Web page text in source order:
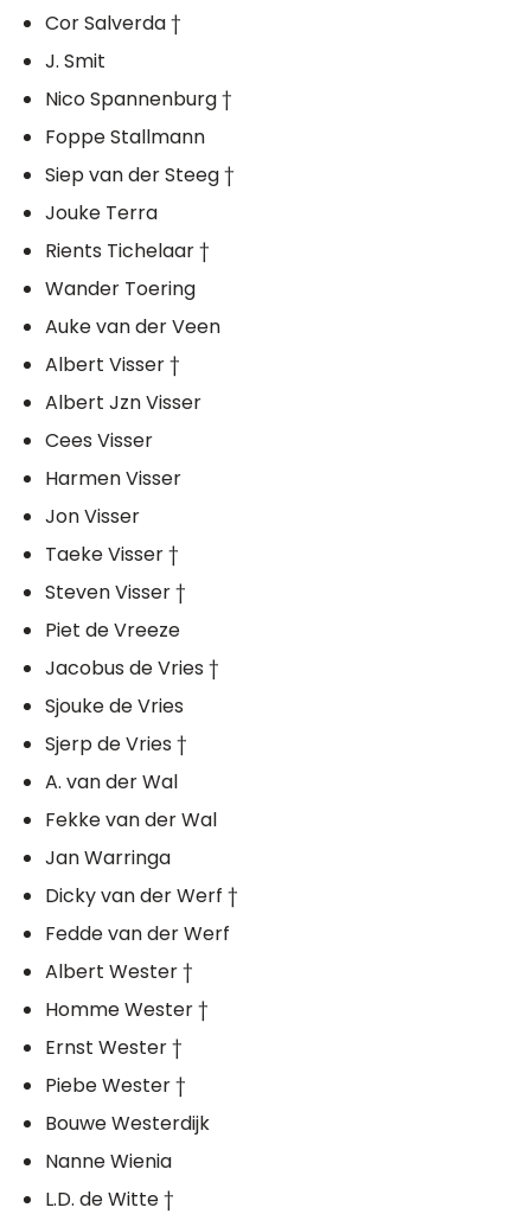
Cor Salverda †
J. Smit
Nico Spannenburg †
Foppe Stallmann
Siep van der Steeg †
Jouke Terra
Rients Tichelaar †
Wander Toering
Auke van der Veen
Albert Visser †
Albert Jzn Visser
Cees Visser
Harmen Visser
Jon Visser
Taeke Visser †
Steven Visser †
Piet de Vreeze
Jacobus de Vries †
Sjouke de Vries
Sjerp de Vries †
A. van der Wal
Fekke van der Wal
Jan Warringa
Dicky van der Werf †
Fedde van der Werf
Albert Wester †
Homme Wester †
Ernst Wester †
Piebe Wester †
Bouwe Westerdijk
Nanne Wienia
L.D. de Witte †